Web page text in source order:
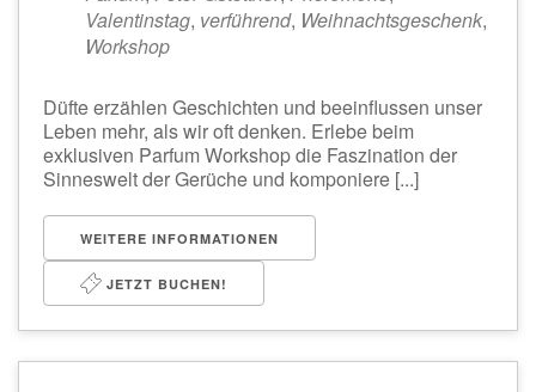
Valentinstag, verführend, Weihnachtsgeschenk,
Workshop
Düfte erzählen Geschichten und beeinflussen unser
Leben mehr, als wir oft denken. Erlebe beim
exklusiven Parfum Workshop die Faszination der
Sinneswelt der Gerüche und komponiere [...]
WEITERE INFORMATIONEN
JETZT BUCHEN!